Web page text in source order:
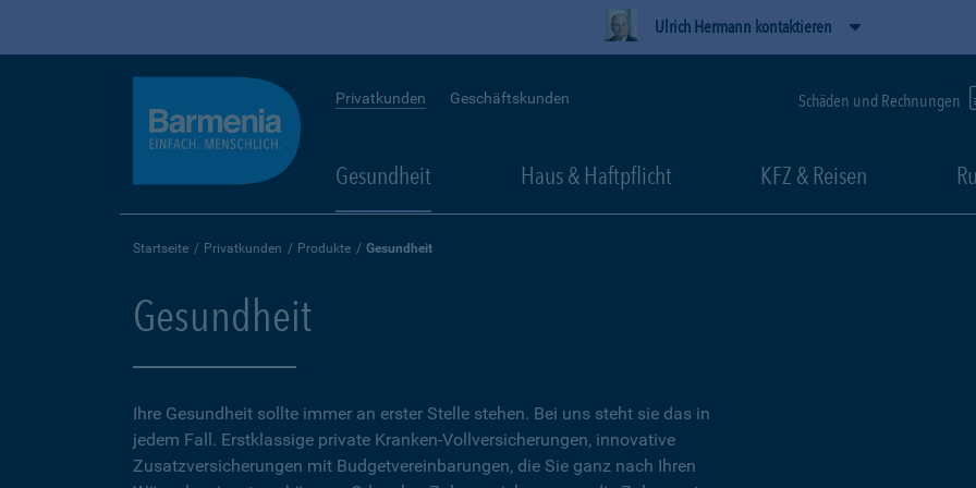
Ulrich Hermann kontaktieren
Privatkunden Geschäftskunden Schäden und Rechnungen
Gesundheit Haus & Haftpflicht KFZ & Reisen
Startseite Privatkunden Produkte Gesundheit
Gesundheit
Ihre Gesundheit sollte immer an erster Stelle stehen. Bei uns steht sie das in
jedem Fall. Erstklassige private Kranken-Vollversicherungen, innovative
Zusatzversicherungen mit Budgetvereinbarungen, die Sie ganz nach Ihren